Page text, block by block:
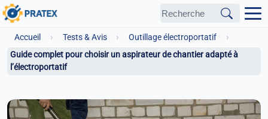
Accueil › Tests & Avis › Outillage électroportatif ›
Guide complet pour choisir un aspirateur de chantier adapté à
l’électroportatif